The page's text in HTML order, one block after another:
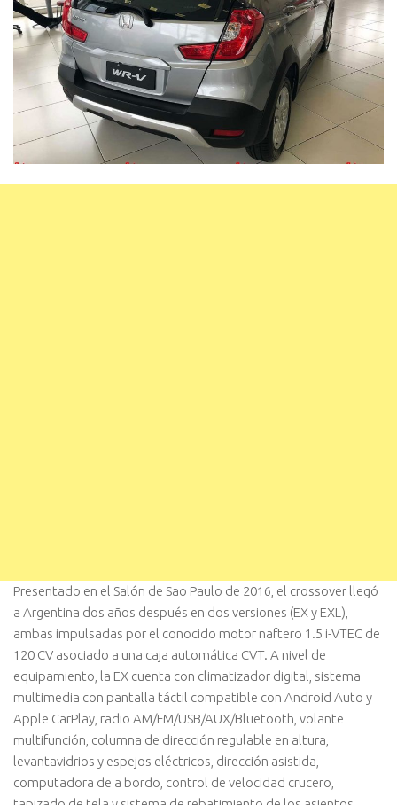
Presentado en el Salón de Sao Paulo de 2016, el crossover llegó
a Argentina dos años después en dos versiones (EX y EXL),
ambas impulsadas por el conocido motor naftero 1.5 i-VTEC de
120 CV asociado a una caja automática CVT. A nivel de
equipamiento, la EX cuenta con climatizador digital, sistema
multimedia con pantalla táctil compatible con Android Auto y
Apple CarPlay, radio AM/FM/USB/AUX/Bluetooth, volante
multifunción, columna de dirección regulable en altura,
levantavidrios y espejos eléctricos, dirección asistida,
computadora de a bordo, control de velocidad crucero,